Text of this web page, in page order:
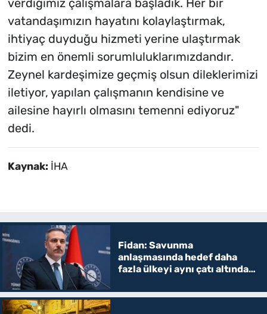
vatandaşımızın hayatını kolaylaştırmak,
ihtiyaç duyduğu hizmeti yerine ulaştırmak
bizim en önemli sorumluluklarımızdandır.
Zeynel kardeşimize geçmiş olsun dileklerimizi
iletiyor, yapılan çalışmanın kendisine ve
ailesine hayırlı olmasını temenni ediyoruz"
dedi.
Kaynak: İHA
Fidan: Savunma
anlaşmasında hedef daha
fazla ülkeyi aynı çatı altında